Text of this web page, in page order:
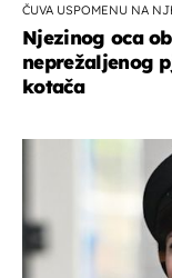
ČUVA USPOMENU NA
Njezinog oca
neprežaljenog
kotača